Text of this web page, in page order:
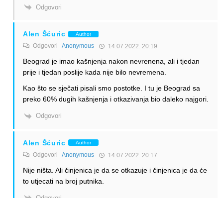
Odgovori
Alen Šćuric Author
Odgovori Anonymous 14.07.2022. 20:19
Beograd je imao kašnjenja nakon nevrenena, ali i tjedan
prije i tjedan poslije kada nije bilo nevremena.
Kao što se sječati pisali smo postotke. I tu je Beograd sa
preko 60% dugih kašnjenja i otkazivanja bio daleko najgori.
Odgovori
Alen Šćuric Author
Odgovori Anonymous 14.07.2022. 20:17
Nije ništa. Ali činjenica je da se otkazuje i činjenica je da će
to utjecati na broj putnika.
Odgovori